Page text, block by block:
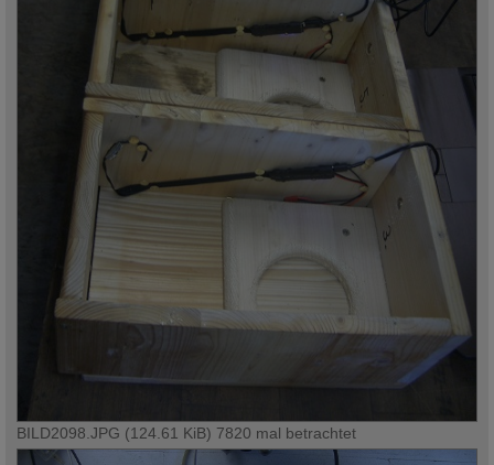
BILD2098.JPG (124.61 KiB) 7820 mal betrachtet